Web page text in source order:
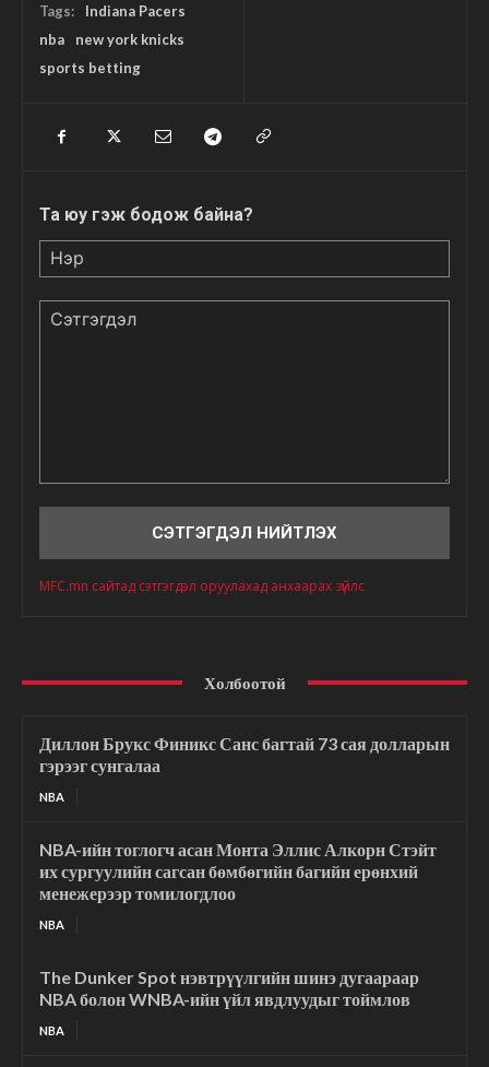
Tags:
Indiana Pacers
nba
new york knicks
sports betting
Та юу гэж бодож байна?
MFC.mn сайтад сэтгэгдэл оруулахад анхаарах зүйлс
Холбоотой
Диллон Брукс Финикс Санс багтай 73 сая долларын
гэрээг сунгалаа
NBA
NBA-ийн тоглогч асан Монта Эллис Алкорн Стэйт
их сургуулийн сагсан бөмбөгийн багийн ерөнхий
менежерээр томилогдлоо
NBA
The Dunker Spot нэвтрүүлгийн шинэ дугаараар
NBA болон WNBA-ийн үйл явдлуудыг тоймлов
NBA